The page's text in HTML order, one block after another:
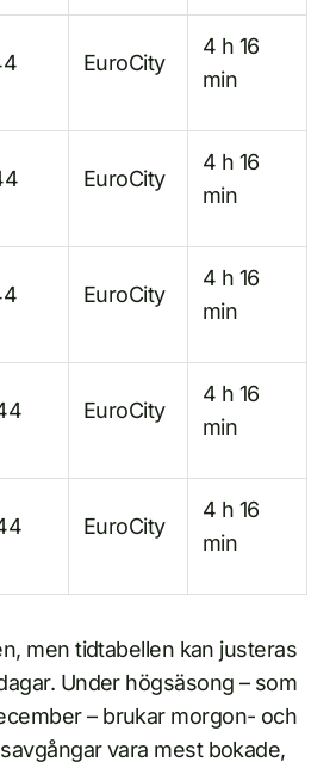
EuroCity
4 h 16
min
EuroCity
4 h 16
min
EuroCity
4 h 16
min
EuroCity
4 h 16
min
EuroCity
4 h 16
min
men tidtabellen kan justeras
Under högsäsong – som
– brukar morgon- och
vara mest bokade,